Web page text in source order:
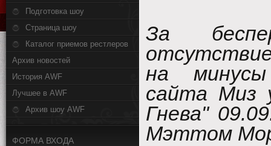
Подготовка шоу
Страница шоу
Каталог приемов рестлеров
Архив новостей
История AWF
Лучшее в AWF
Архив шоу AWF
ФОРМА ВХОДА
За
на
сайта Миз
Гнева"
Мэттом